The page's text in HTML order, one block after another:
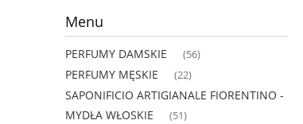
Menu
PERFUMY DAMSKIE (56)
PERFUMY MĘSKIE (22)
SAPONIFICIO ARTIGIANALE FIORENTINO -
MYDŁA WŁOSKIE
(51)